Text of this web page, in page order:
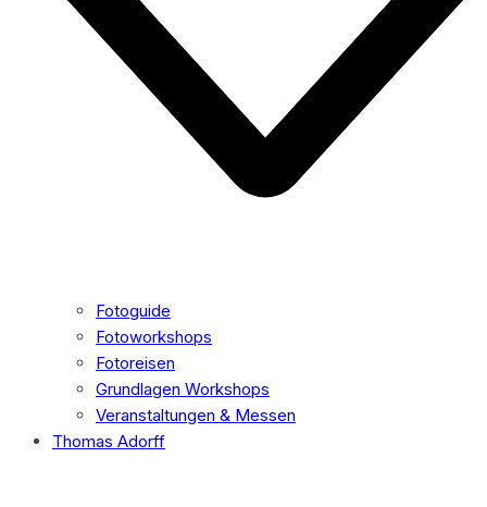
Fotoguide
Fotoworkshops
Fotoreisen
Grundlagen Workshops
Veranstaltungen & Messen
Thomas Adorff